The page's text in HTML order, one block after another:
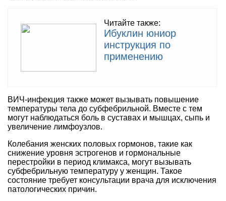
Читайте также:
Ибуклин юниор
инструкция по
применению
ВИЧ-инфекция также может вызывать повышение
температуры тела до субфебрильной. Вместе с тем
могут наблюдаться боль в суставах и мышцах, сыпь и
увеличение лимфоузлов.
Колебания женских половых гормонов, такие как
снижение уровня эстрогенов и гормональные
перестройки в период климакса, могут вызывать
субфебрильную температуру у женщин. Такое
состояние требует консультации врача для исключения
патологических причин.